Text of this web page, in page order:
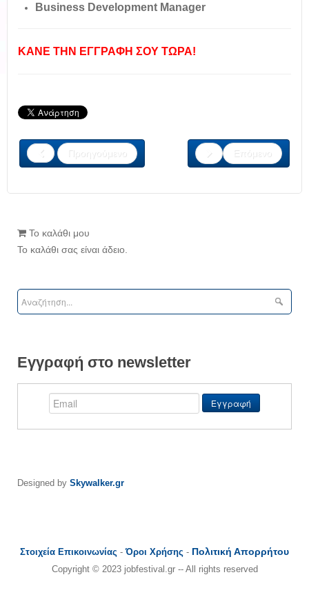
Business Development Manager
ΚΑΝΕ ΤΗΝ ΕΓΓΡΑΦΗ ΣΟΥ ΤΩΡΑ!
Προηγούμενο Επόμενο
Το καλάθι μου
Το καλάθι σας είναι άδειο.
Εγγραφή στο newsletter
Designed by Skywalker.gr
Στοιχεία Επικοινωνίας -Όροι Χρήσης - Πολιτική Απορρήτου
Copyright © 2023 jobfestival.gr -- All rights reserved